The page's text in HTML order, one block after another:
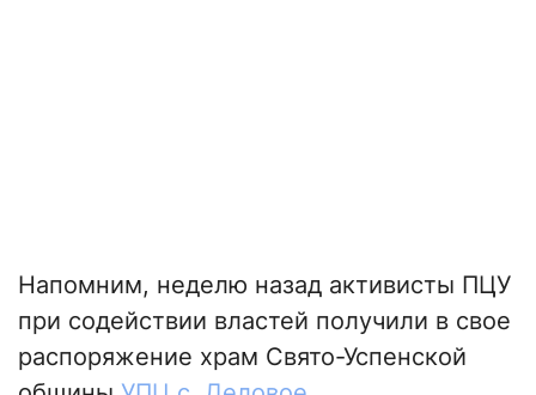
Напомним, неделю назад активисты ПЦУ
при содействии властей получили в свое
распоряжение храм Свято-Успенской